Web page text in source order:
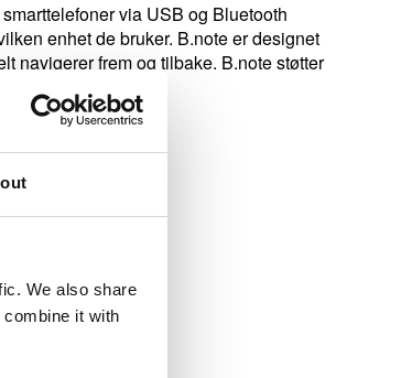
We also share
it with
via USB og Bluetooth
enhet de bruker. B.note er designet
navigerer frem og tilbake. B.note støtter